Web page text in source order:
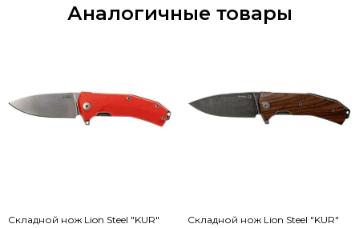
Аналогичные товары
Складной нож Lion Steel "KUR"
Складной нож Lion Steel "KUR"